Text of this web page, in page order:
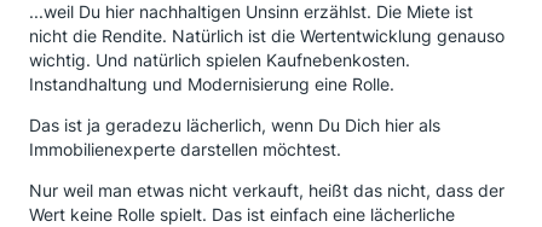
...weil Du hier nachhaltigen Unsinn erzählst. Die Miete ist
nicht die Rendite. Natürlich ist die Wertentwicklung genauso
wichtig. Und natürlich spielen Kaufnebenkosten.
Instandhaltung und Modernisierung eine Rolle.
Das ist ja geradezu lächerlich, wenn Du Dich hier als
Immobilienexperte darstellen möchtest.
Nur weil man etwas nicht verkauft, heißt das nicht, dass der
Wert keine Rolle spielt. Das ist einfach eine lächerliche